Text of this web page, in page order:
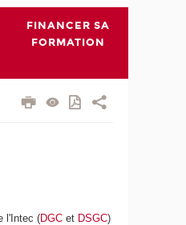
FINANCER SA
FORMATION
l'Intec (DGC et DSGC)